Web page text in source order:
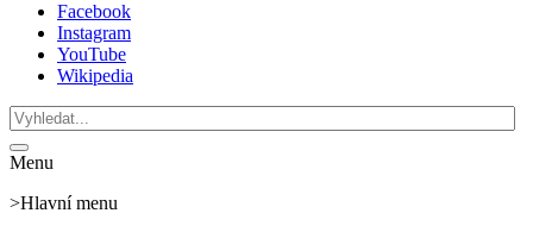
Facebook
Instagram
YouTube
Wikipedia
Menu
>Hlavní menu